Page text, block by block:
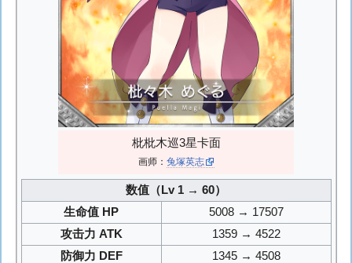
枇枇木巡3星卡面
画师： 兔塚英志
数值（Lv 1 → 60）
生命值 HP
5008 → 17507
攻击力 ATK
1359 → 4522
防御力 DEF
1345 → 4508